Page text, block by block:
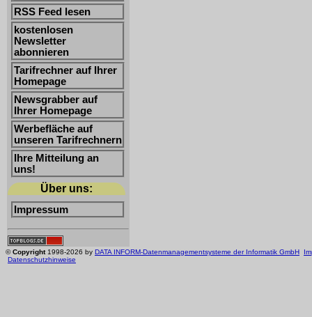
RSS Feed lesen
kostenlosen
Newsletter
abonnieren
Tarifrechner auf Ihrer
Homepage
Newsgrabber auf
Ihrer Homepage
Werbefläche auf
unseren Tarifrechnern
Ihre Mitteilung an
uns!
Über uns:
Impressum
©Copyright1998-2026 by DATA INFORM-Datenmanagementsysteme der Informatik GmbH
Datenschutzhinweise